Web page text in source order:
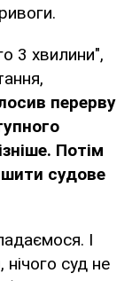
3 хвилини",
перерву
Потім
судове
І
нічого суд не